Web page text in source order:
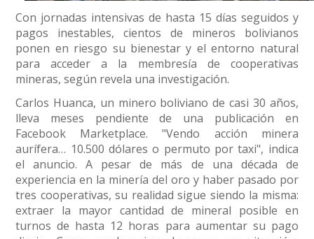
Con jornadas intensivas de hasta 15 días seguidos y
pagos inestables, cientos de mineros bolivianos
ponen en riesgo su bienestar y el entorno natural
para acceder a la membresía de cooperativas
mineras, según revela una investigación.
Carlos Huanca, un minero boliviano de casi 30 años,
lleva meses pendiente de una publicación en
Facebook Marketplace. "Vendo acción minera
aurífera… 10.500 dólares o permuto por taxi", indica
el anuncio. A pesar de más de una década de
experiencia en la minería del oro y haber pasado por
tres cooperativas, su realidad sigue siendo la misma:
extraer la mayor cantidad de mineral posible en
turnos de hasta 12 horas para aumentar su pago